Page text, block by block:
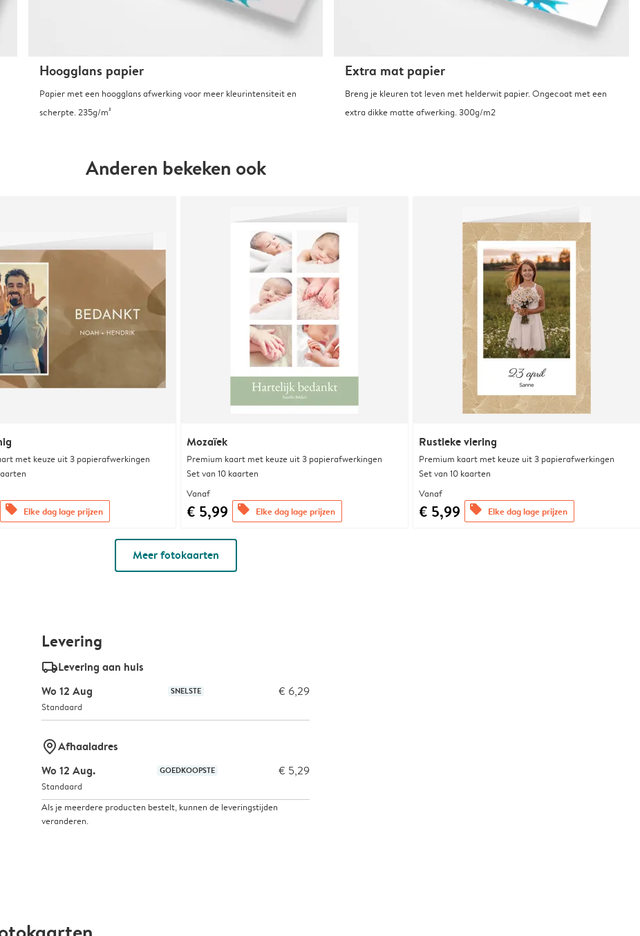
Hoogglans papier
Papier met een hoogglans afwerking voor meer kleurintensiteit en
scherpte. 235g/m²
Extra mat papier
Breng je kleuren tot leven met helderwit papier. Ongecoat met een
extra dikke matte afwerking. 300g/m2
Anderen bekeken ook
met keuze uit 3 papierafwerkingen
offers Elke dag lage prijzen
Mozaïek
Premium kaart met keuze uit 3 papierafwerkingen
Set van 10 kaarten
Vanaf
€ 5,99 offers Elke dag lage prijzen
Rustieke viering
Premium kaart met keuze uit 3 papierafwerkingen
Set van 10 kaarten
Vanaf
€ 5,99 offers Elke dag lage prijzen
Meer fotokaarten
Levering
delivery_standard_v2Levering aan huis
Wo 12 Aug
SNELSTE € 6,29
Standaard
marker-pinAfhaaladres
Wo 12 Aug.
GOEDKOOPSTE € 5,29
Standaard
Als je meerdere producten bestelt, kunnen de leveringstijden
veranderen.